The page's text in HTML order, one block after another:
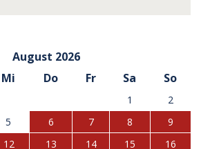
August 2026
Mi Do Fr Sa So
1
2
5 6 7 8
9
12 13 14 15 16